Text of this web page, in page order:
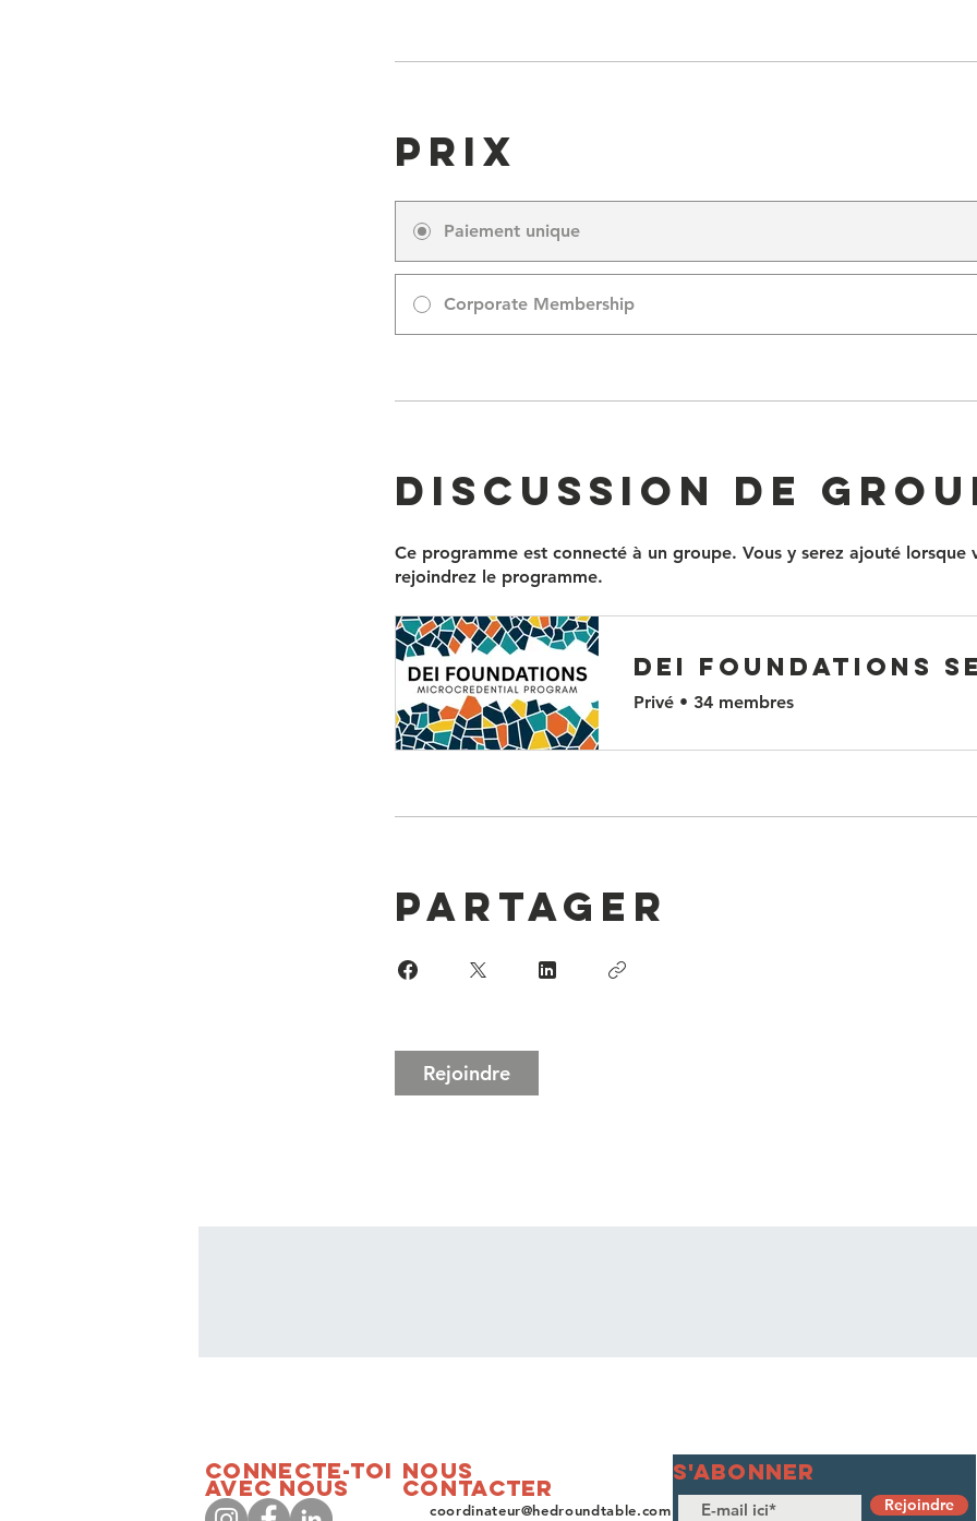
Prix
Paiement unique
Corporate Membership
Discussion de
Ce programme est connecté à un groupe. Vous y serez ajouté lorsque
rejoindrez le programme.
Privé • 34 membres
Partager
Rejoindre
Nous
contacter
Connecte-toi
avec nous
coordinateur@hedroundtable.com
S'ABONNER
Rejoindre